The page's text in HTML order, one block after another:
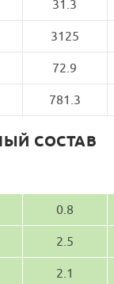
31.3
3125
72.9
781.3
СОСТАВ
0.8
2.5
2.1